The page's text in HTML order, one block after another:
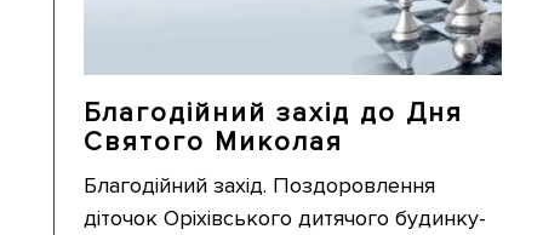
Благодійний захід до Дня
Святого Миколая
Благодійний захід. Поздоровлення
діточок Оріхівського дитячого будинку-